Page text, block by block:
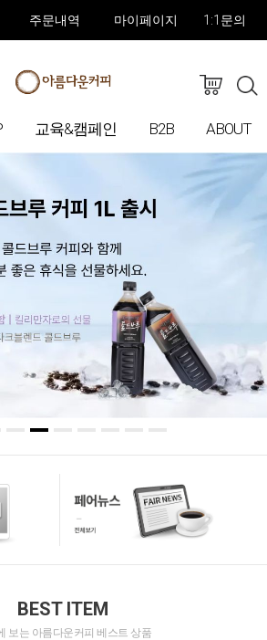
주문내역 마이페이지 1:1문의
교육&캠페인 B2B ABOUT
BEST ITEM
보는 아름다운커피 베스트 상품